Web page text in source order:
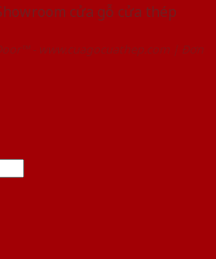
cửa gỗ cửa thép
- www.cuagocuathep.com | Đơn